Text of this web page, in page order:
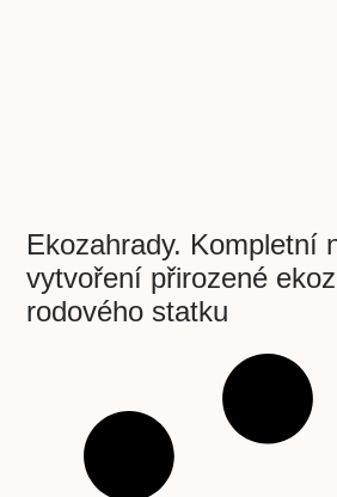
Ekozahrady. Kompletní
vytvoření přirozené
rodového statku